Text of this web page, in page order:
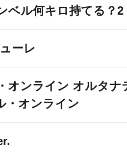
ベル何キロ持てる？2
ーレ
オンライン オルタナ
・オンライン